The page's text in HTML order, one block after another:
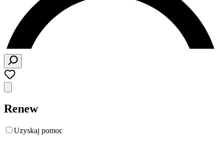
Renew
Uzyskaj pomoc